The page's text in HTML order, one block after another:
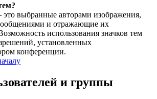
выбранные авторами изображения,
и отражающие их
использования значков тем
установленных
конференции.
и группы